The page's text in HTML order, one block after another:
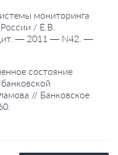
мониторинга
/ Е.В.
— 2011 — N42. —
состояние
// Банковское